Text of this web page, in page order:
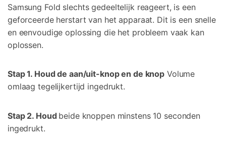
Samsung Fold slechts gedeeltelijk reageert, is een
geforceerde herstart van het apparaat. Dit is een snelle
en eenvoudige oplossing die het probleem vaak kan
oplossen.
Stap 1. Houd de aan/uit-knop en de knop Volume
omlaag tegelijkertijd ingedrukt.
Stap 2. Houd beide knoppen minstens 10 seconden
ingedrukt.